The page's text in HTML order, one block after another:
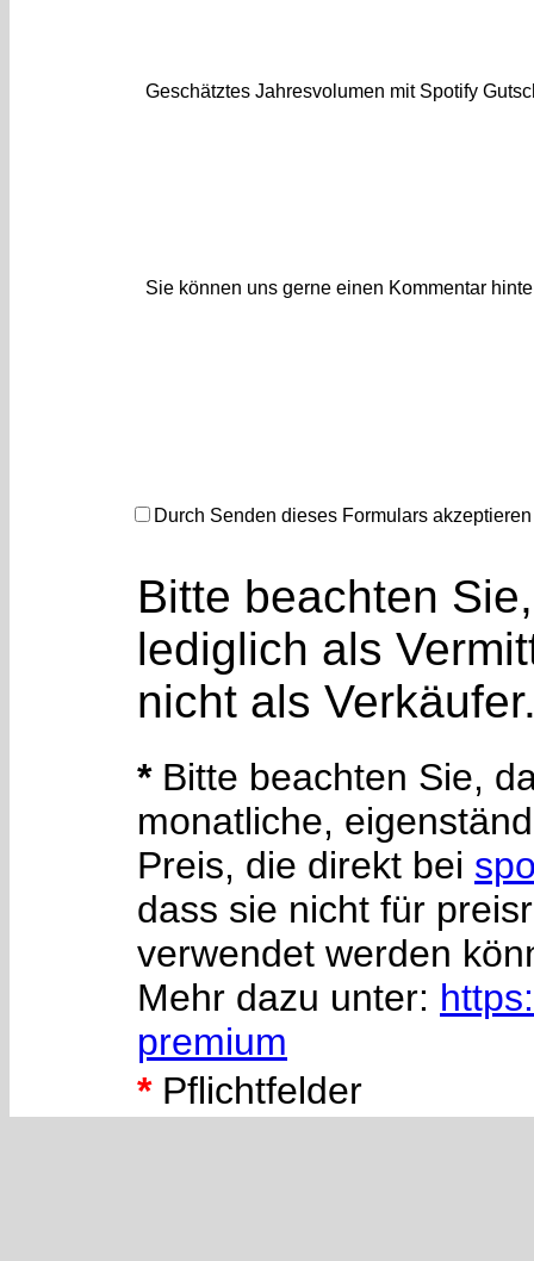
Geschätztes Jahresvolumen mit Spotify
Sie können uns gerne einen Kommentar
Durch Senden dieses Formulars
Bitte beachten
lediglich als
nicht als
*Bitte beachten Sie,
monatliche,
Preis, die direkt bei
dass sie nicht für
verwendet werden
Mehr dazu unter:
premium
*Pflichtfelder